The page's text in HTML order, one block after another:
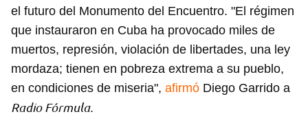
el futuro del Monumento del Encuentro. "El régimen
que instauraron en Cuba ha provocado miles de
muertos, represión, violación de libertades, una ley
mordaza; tienen en pobreza extrema a su pueblo,
en condiciones de miseria", afirmó Diego Garrido a
Radio Fórmula.